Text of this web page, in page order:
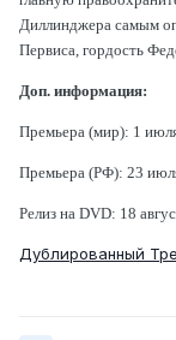
Диллинджера самым
Первиса, гордость
Доп. информация:
Премьера (мир): 1
Премьера (РФ): 23
Релиз на DVD: 18
Дублированный